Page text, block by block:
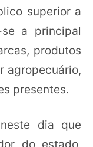
superior a
a principal
produtos
agropecuário,
presentes.
dia que
do estado,